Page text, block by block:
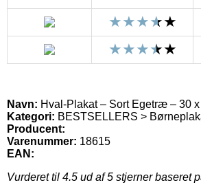
Navn: Hval-Plakat – Sort Egetræ – 30
Kategori: BESTSELLERS >
Producent:
Varenummer: 18615
EAN:
Vurderet til 4.5 ud af 5 stjerner baseret